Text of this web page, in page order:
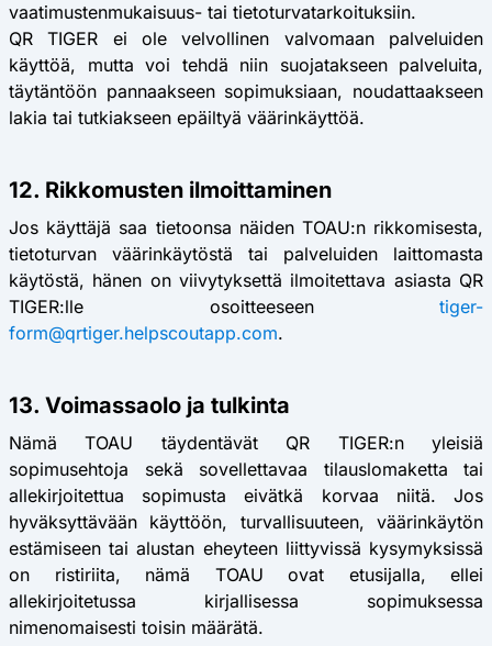
vaatimustenmukaisuus- tai tietoturvatarkoituksiin.
QR TIGER ei ole velvollinen valvomaan palveluiden
käyttöä, mutta voi tehdä niin suojatakseen palveluita,
täytäntöön pannaakseen sopimuksiaan, noudattaakseen
lakia tai tutkiakseen epäiltyä väärinkäyttöä.
12. Rikkomusten ilmoittaminen
Jos käyttäjä saa tietoonsa näiden TOAU:n rikkomisesta,
tietoturvan väärinkäytöstä tai palveluiden laittomasta
käytöstä, hänen on viivytyksettä ilmoitettava asiasta QR
TIGER:lle osoitteeseen tiger-
form@qrtiger.helpscoutapp.com.
13. Voimassaolo ja tulkinta
Nämä TOAU täydentävät QR TIGER:n yleisiä
sopimusehtoja sekä sovellettavaa tilauslomaketta tai
allekirjoitettua sopimusta eivätkä korvaa niitä. Jos
hyväksyttävään käyttöön, turvallisuuteen, väärinkäytön
estämiseen tai alustan eheyteen liittyvissä kysymyksissä
on ristiriita, nämä TOAU ovat etusijalla, ellei
allekirjoitetussa kirjallisessa sopimuksessa
nimenomaisesti toisin määrätä.